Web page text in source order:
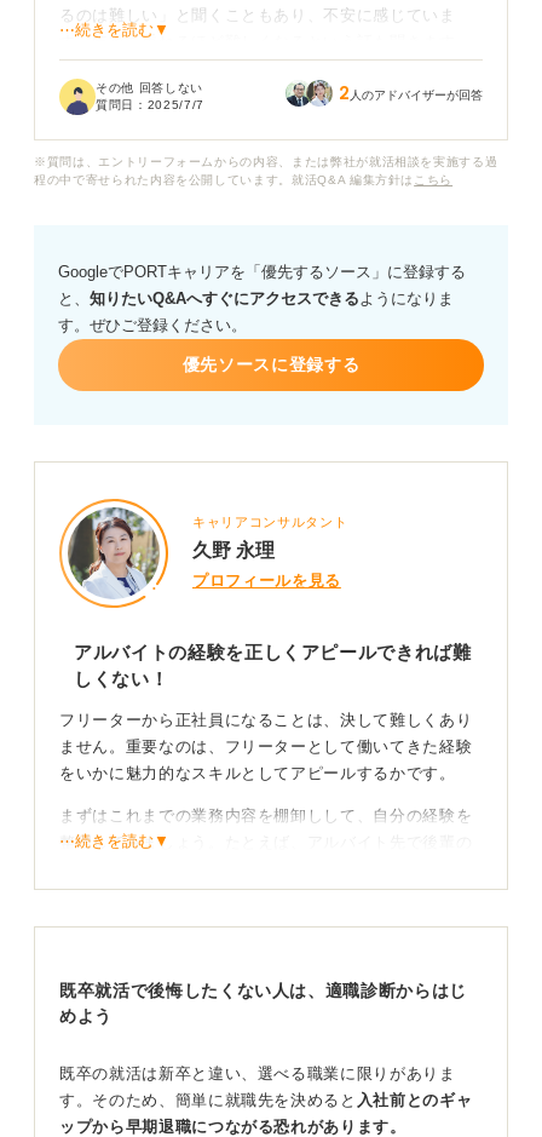
るのは難しい」と聞くこともあり、不安に感じていま
す。年齢を重ねるほど難しくなるという話も聞きます
正社員を目指すうえで、どのような点に注意して就職活
⋯続きを読む▼
その他 回答しない
質問日： 2025/7/7 2 人のアドバイザーが回答
※質問は、エントリーフォームからの内容、または弊社が就活相談を実施する過
程の中で寄せられた内容を公開しています。就活Q&A 編集方針は こちら
GoogleでPORTキャリアを「優先するソース」に登録する
と、 知りたいQ&Aへすぐにアクセスできるようになりま
す。ぜひご登録ください。
優先ソースに登録する
キャリアコンサルタント
久野 永理
プロフィールを見る
アルバイトの経験を正しくアピールできれば難
しくない！
フリーターから正社員になることは、決して難しくあり
ません。重要なのは、フリーターとして働いてきた経験
をいかに魅力的なスキルとしてアピールするかです。
まずはこれまでの業務内容を棚卸しして、自分の経験を
整理してみましょう。たとえば、アルバイト先で後輩の
かなか機会がない人もいるため、貴重な強みになりえま
す。
なぜ今なのか？ 背景を自分の言葉で説明しよう！
⋯続きを読む▼
既卒就活で後悔したくない人は、適職診断からはじ
めよう
既卒の就活は新卒と違い、選べる職業に限りがありま
す。そのため、簡単に就職先を決めると 入社前とのギャ
ップから早期退職につながる恐れがあります。